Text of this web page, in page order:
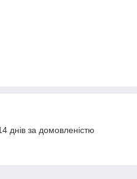
днів за домовленістю